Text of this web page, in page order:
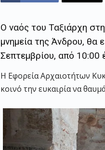
Ο ναός του Ταξιάρχη
μνημεία της Άνδρου, θα
Σεπτεμβρίου, από 10:00
Η Εφορεία Αρχαιοτήτων
κοινό την ευκαιρία να